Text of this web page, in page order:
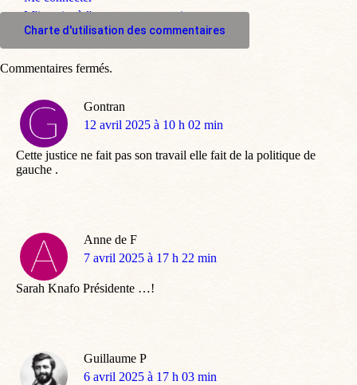
M'inscrire à l'espace commentaire
Charte d'utilisation des commentaires
Gontran
dit
12 avril 2025 à 10 h 02 min
Cette justice ne fait pas son travail elle fait de la politique de
gauche .
Anne de F
dit
7 avril 2025 à 17 h 22 min
Sarah Knafo Présidente …!
Guillaume P
dit
6 avril 2025 à 17 h 03 min
Commentaires fermés.